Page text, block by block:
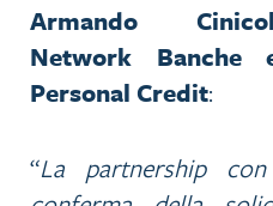
Armando
Network
Personal Credit:
“La partnership